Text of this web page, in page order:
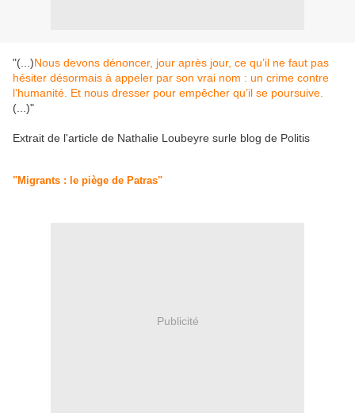
"(...)Nous devons dénoncer, jour après jour, ce qu’il ne faut pas
hésiter désormais à appeler par son vrai nom : un crime contre
l’humanité. Et nous dresser pour empêcher qu’il se poursuive.
(...)"
Extrait de l'article de Nathalie Loubeyre surle blog de Politis
"Migrants : le piège de Patras"
Publicité